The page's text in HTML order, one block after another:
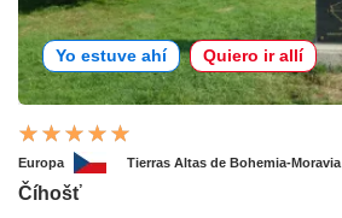
Yo estuve ahí Quiero ir allí
Europa Tierras Altas de Bohemia-Moravia
Číhošť